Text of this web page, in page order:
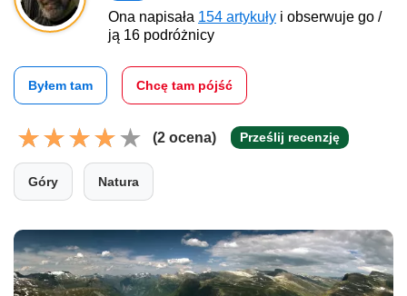
Ona napisała 154 artykuły i obserwuje go /
ją 16 podróżnicy
Byłem tam Chcę tam pójść
(2 ocena) Prześlij recenzję
Góry Natura